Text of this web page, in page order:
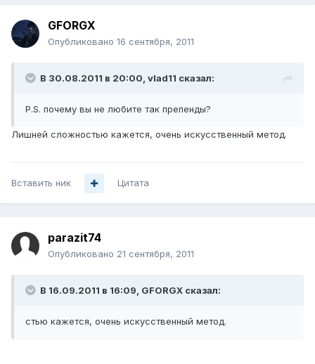
GFORGX
Опубликовано 16 сентября, 2011
В 30.08.2011 в 20:00, vlad11 сказал:
P.S. почему вы не любите так препенды?
Лишней сложностью кажется, очень искусственный метод.
Вставить ник Цитата
parazit74
Опубликовано 21 сентября, 2011
В 16.09.2011 в 16:09, GFORGX сказал:
стью кажется, очень искусственный метод.